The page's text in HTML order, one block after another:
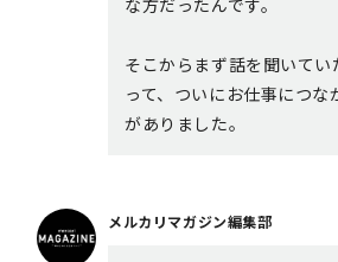
な方だったんです。
そこからまず話を聞いてい
って、ついにお仕事につな
がありました。
メルカリマガジン編集部